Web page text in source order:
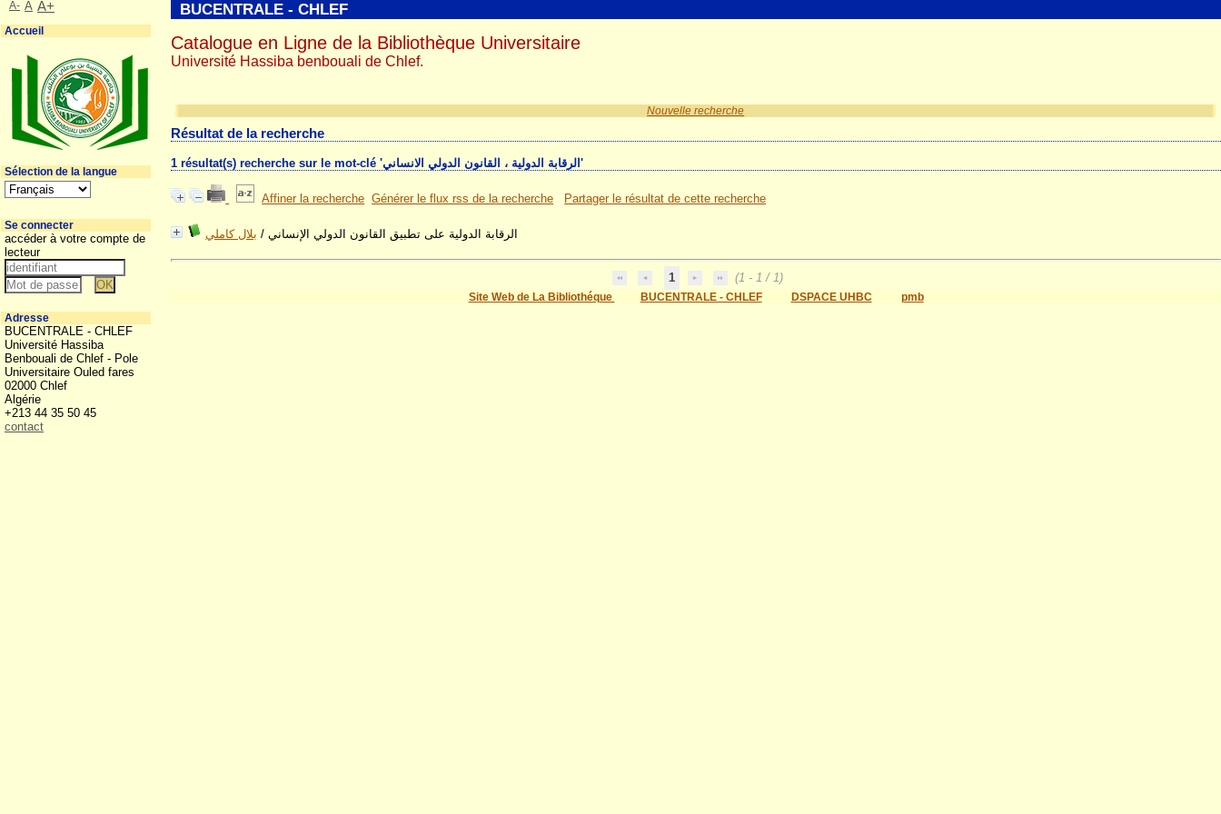
Nouvelle recherche
Résultat de la recherche
1 résultat(s) recherche sur le mot-clé 'الرقابة الدولية ، القانون الدولي الانساني'
Affiner la recherche Générer le flux rss de la recherche Partager le résultat de cette recherche
الرقابة الدولية على تطبيق القانون الدولي الإنساني/ بلال كاملي
1 (1 - 1 / 1)
Site Web de La Bibliothéque BUCENTRALE - CHLEF DSPACE UHBC pmb
BUCENTRALE - CHLEF
Catalogue en Ligne de la Bibliothèque Universitaire
Université Hassiba benbouali de Chlef.
A- A A+
Accueil
Sélection de la langue
Se connecter
accéder à votre compte de
lecteur
Adresse
BUCENTRALE - CHLEF
Université Hassiba
Benbouali de Chlef - Pole
Universitaire Ouled fares
02000 Chlef
Algérie
+213 44 35 50 45
contact